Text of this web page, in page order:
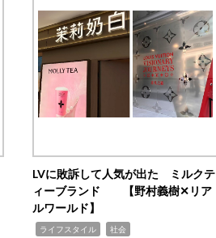
LVに敗訴して人気が出た ミルクテ
ィーブランド 【野村義樹✕リア
ルワールド】
ライフスタイル 社会